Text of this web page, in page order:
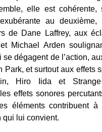
elle est cohérente,
au deuxième,
de Dane Laffrey, aux
Michael Arden
se dégagent de l’action,
Park, et surtout aux effets
Hiro Iida et Strange
effets sonores
éléments contribuent à
qui lui convient.